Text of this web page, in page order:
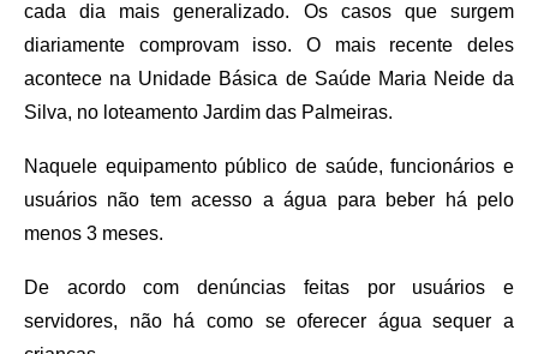
cada dia mais generalizado. Os casos que surgem
diariamente comprovam isso. O mais recente deles
acontece na Unidade Básica de Saúde Maria Neide da
Silva, no loteamento Jardim das Palmeiras.
Naquele equipamento público de saúde, funcionários e
usuários não tem acesso a água para beber há pelo
menos 3 meses.
De acordo com denúncias feitas por usuários e
servidores, não há como se oferecer água sequer a